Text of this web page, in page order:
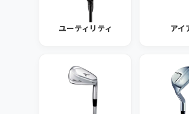
ユーティリティ アイ